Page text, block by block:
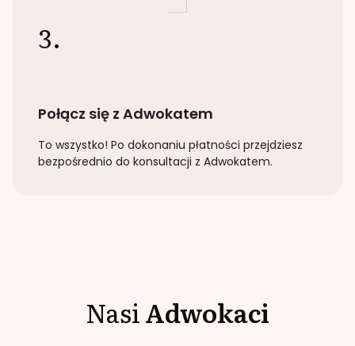
3.
Połącz się z Adwokatem
To wszystko! Po dokonaniu płatności przejdziesz
bezpośrednio do konsultacji z Adwokatem.
NasiAdwokaci